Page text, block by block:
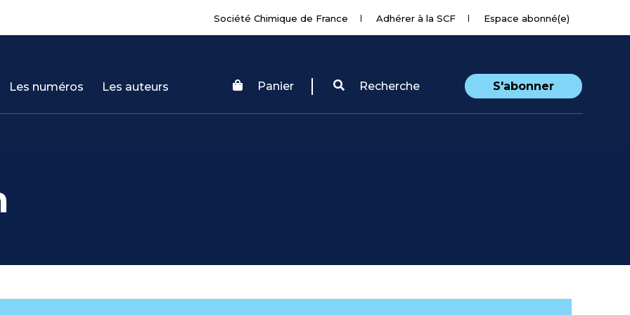
Société Chimique de France Adhérer à la SCF Espace abonné(e)
Les numéros Les auteurs Panier Recherche S'abonner